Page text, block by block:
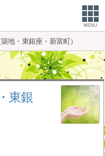
MENU
地・東銀座・新富町）
東銀